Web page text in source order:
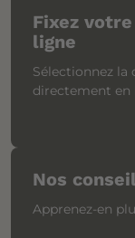
Fixez
ligne
Sélectionnez la
directement en
Nos
Apprenez-en